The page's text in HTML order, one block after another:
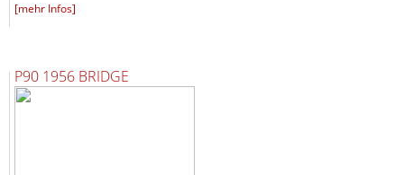
[mehr Infos]
P90 1956 BRIDGE